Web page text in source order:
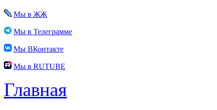
Мы в ЖЖ
Мы в Телеграмме
Мы ВКонтакте
Мы в RUTUBE
Главная